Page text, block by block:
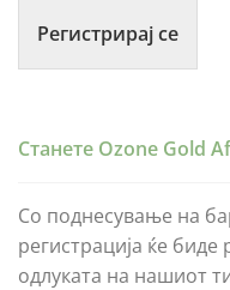
Регистрирај се
Станете Ozone Gold
Со поднесување на
регистрација ќе
одлуката на нашиот